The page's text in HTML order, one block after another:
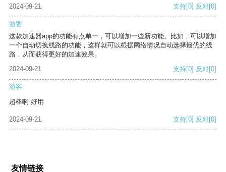
2024-09-21
支持[0] 反对[0]
游客
这款加速器app的功能有点单一，可以增加一些新功能。比如，可以增加
一个自动切换线路的功能，这样就可以根据网络情况自动选择最优的线
路，从而获得更好的加速效果。
2024-09-21
支持[0] 反对[0]
游客
超棒啊 好用
2024-09-21 支持[0] 反对[0]
友情链接